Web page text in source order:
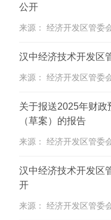
公开
来源： 经济开发区管委
汉中经济技术开发区
来源： 经济开发区管委
关于报送2025年财
（草案）的报告
来源： 经济开发区管委
汉中经济技术开发区
开
来源： 经济开发区管委